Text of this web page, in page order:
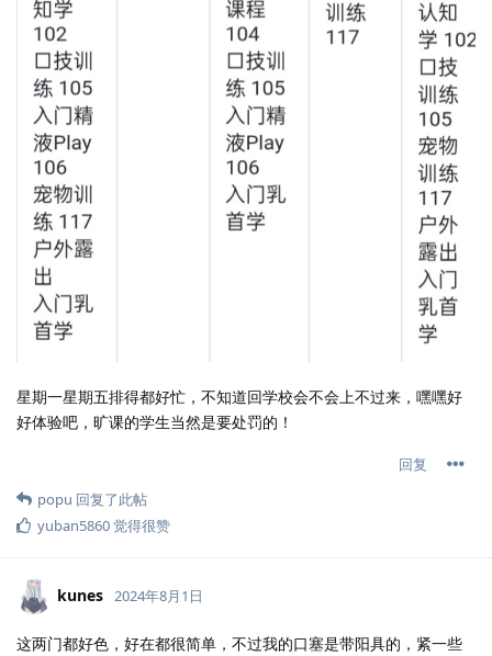
星期一星期五排得都好忙，不知道回学校会不会上不过来，嘿嘿好
好体验吧，旷课的学生当然是要处罚的！
回复
popu 回复了此帖
yuban5860觉得很赞
kunes 2024年8月1日
这两门都好色，好在都很简单，不过我的口塞是带阳具的，紧一些